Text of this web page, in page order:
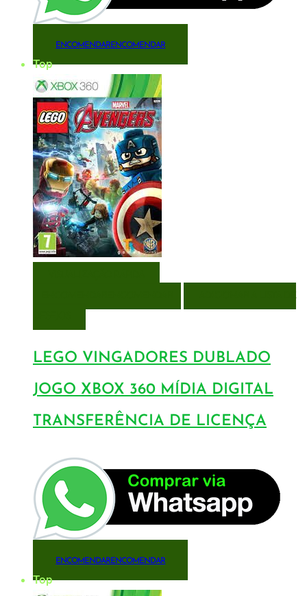
ENCOMENDARENCOMENDAR
Top
LEGO VINGADORES DUBLADO
JOGO XBOX 360 MÍDIA DIGITAL
TRANSFERÊNCIA DE LICENÇA
ENCOMENDARENCOMENDAR
Top